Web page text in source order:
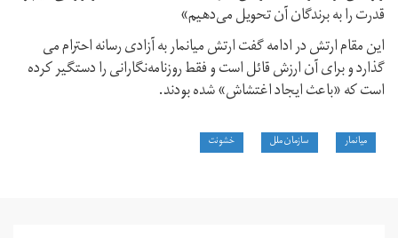
قدرت را به برندگان آن تحویل می‌دهیم»
این مقام ارتش در ادامه گفت ارتش میانمار به آزادی رسانه احترام می
گذارد و برای آن ارزش قائل است و فقط روزنامه‌نگارانی را دستگیر کرده
است که «باعث ایجاد اغتشاش» شده بودند.
میانمار سازمان ملل خشونت